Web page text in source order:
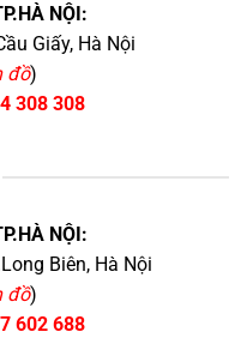
NỘI:
Giấy, Hà Nội
đồ)
308 308
NỘI:
Biên, Hà Nội
đồ)
602 688